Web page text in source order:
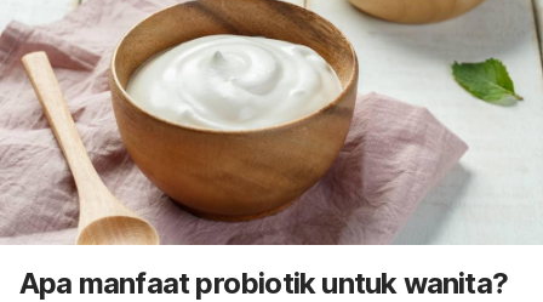
Apa manfaat probiotik untuk wanita?